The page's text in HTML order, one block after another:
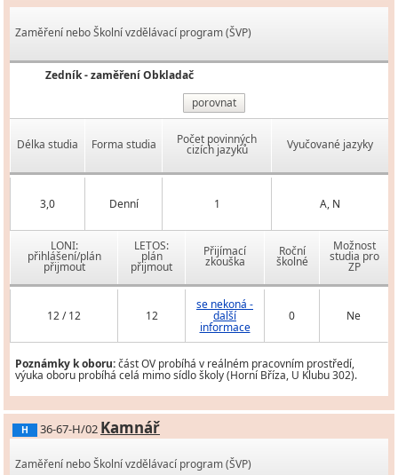
Zaměření nebo Školní vzdělávací program (ŠVP)
Zedník - zaměření Obkladač
porovnat
Délka studia Forma studia Počet povinných
cizích jazyků Vyučované jazyky
3,0 Denní 1 A, N
LONI:
přihlášení/plán
přijmout
LETOS:
plán
přijmout
Přijímací
zkouška
Roční
školné
Možnost
studia pro
ZP
12 / 12 12
se nekoná -
další
informace
0 Ne
Poznámky k oboru:část OV probíhá v reálném pracovním prostředí,
výuka oboru probíhá celá mimo sídlo školy (Horní Bříza, U Klubu 302).
H 36-67-H/02 Kamnář
Zaměření nebo Školní vzdělávací program (ŠVP)